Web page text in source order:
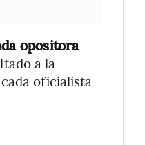
opositora
a la
oficialista